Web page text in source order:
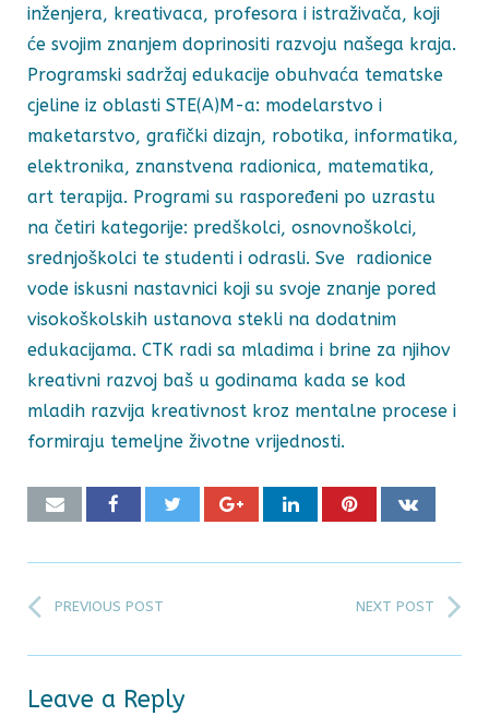
inženjera, kreativaca, profesora i istraživača, koji
će svojim znanjem doprinositi razvoju našega kraja.
Programski sadržaj edukacije obuhvaća tematske
cjeline iz oblasti STE(A)M-a: modelarstvo i
maketarstvo, grafički dizajn, robotika, informatika,
elektronika, znanstvena radionica, matematika,
art terapija. Programi su raspoređeni po uzrastu
na četiri kategorije: predškolci, osnovnoškolci,
srednjoškolci te studenti i odrasli. Sve radionice
vode iskusni nastavnici koji su svoje znanje pored
visokoškolskih ustanova stekli na dodatnim
edukacijama. CTK radi sa mladima i brine za njihov
kreativni razvoj baš u godinama kada se kod
mladih razvija kreativnost kroz mentalne procese i
formiraju temeljne životne vrijednosti.
PREVIOUS POST NEXT POST
Leave a Reply